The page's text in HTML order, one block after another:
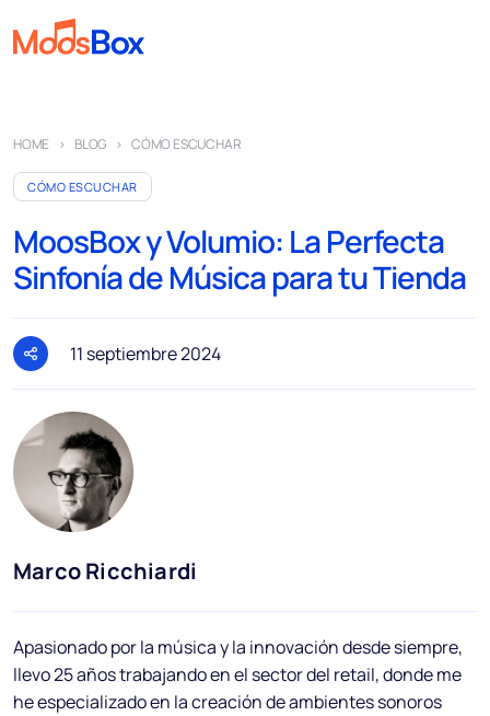
Playlist
Anuncios
Sectores
Precios
Sobre nosotros
Socios
Cómo funciona
Licencia
Blog
Podcast
HOME BLOG CÓMO ESCUCHAR
CÓMO ESCUCHAR
MoosBox y Volumio: La Perfecta
Sinfonía de Música para tu Tienda
11 septiembre 2024
Marco Ricchiardi
Apasionado por la música y la innovación desde siempre,
llevo 25 años trabajando en el sector del retail, donde me
he especializado en la creación de ambientes sonoros